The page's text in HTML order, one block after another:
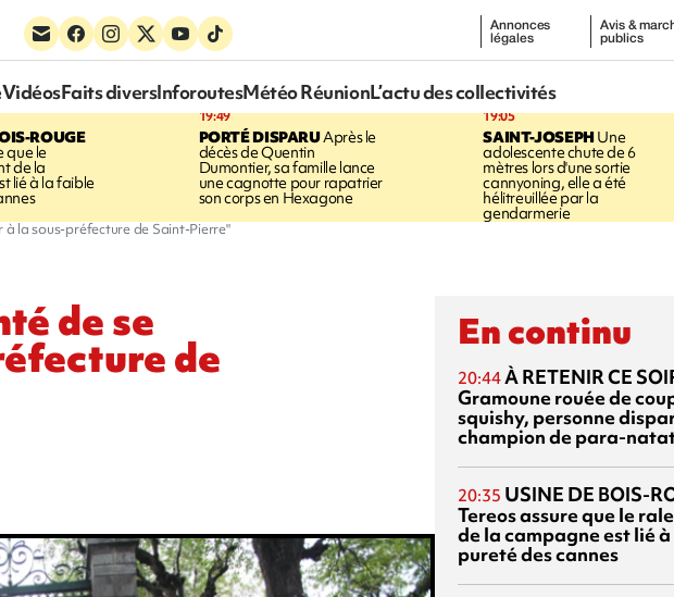
Annonces
légales
Avis &
publics
VidéosFaits diversInforoutesMétéo RéunionL’actu des collectivités
ROUGE
que le
de la
lié à la faible
19:49
PORTÉ DISPARUAprès le
décès de Quentin
Dumontier, sa famille lance
une cagnotte pour rapatrier
son corps en Hexagone
19:05
SAINT-JOSEPHUne
adolescente chute de 6
mètres lors d'une sortie
cannyoning, elle a été
hélitreuillée par la
gendarmerie
à la sous-préfecture de Saint-Pierre"
de se
de
En continu
20:44À RETENIR CE
Gramoune rouée de
squishy, personne
champion de para-
20:35 USINE DE BOIS-
Tereos assure que le
de la campagne est lié
pureté des cannes